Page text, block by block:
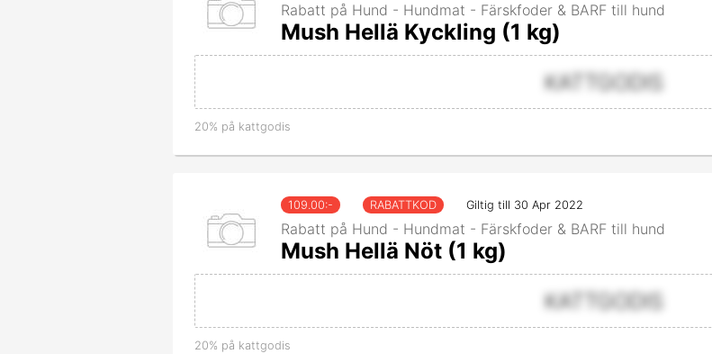
Rabatt på Hund - Hundmat - Färskfoder & BARF till hund
Mush Hellä Kyckling (1 kg)
KATTGODIS
20% på kattgodis
109.00:- RABATTKOD Giltig till 30 Apr 2022
Rabatt på Hund - Hundmat - Färskfoder & BARF till hund
Mush Hellä Nöt (1 kg)
KATTGODIS
20% på kattgodis